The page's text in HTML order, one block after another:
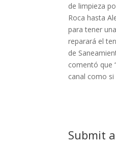
de limpieza
Roca hasta
para tener
reparará el
de
comentó que
canal como
Submit